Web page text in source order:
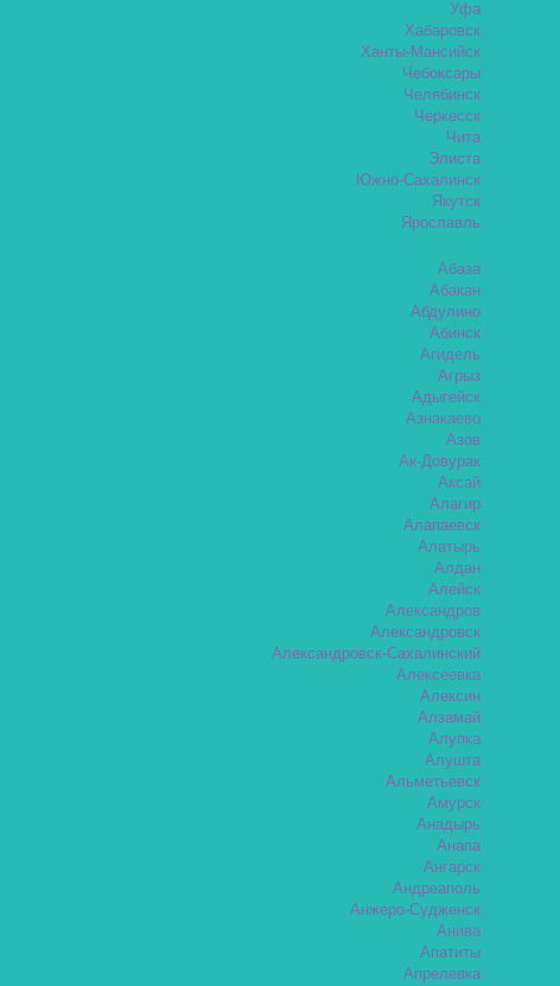
Уфа
Хабаровск
Ханты-Мансийск
Чебоксары
Челябинск
Черкесск
Чита
Элиста
Южно-Сахалинск
Якутск
Ярославль
Абаза
Абакан
Абдулино
Абинск
Агидель
Агрыз
Адыгейск
Азнакаево
Азов
Ак-Довурак
Аксай
Алагир
Алапаевск
Алатырь
Алдан
Алейск
Александров
Александровск
Александровск-Сахалинский
Алексеевка
Алексин
Алзамай
Алупка
Алушта
Альметьевск
Амурск
Анадырь
Анапа
Ангарск
Андреаполь
Анжеро-Судженск
Анива
Апатиты
Апрелевка